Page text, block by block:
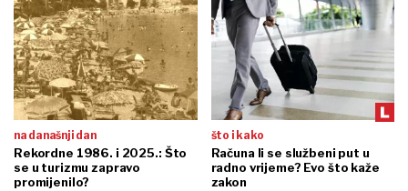
na današnji dan
Rekordne 1986. i 2025.: Što
se u turizmu zapravo
promijenilo?
što i kako
Računa li se službeni put u
radno vrijeme? Evo što kaže
zakon